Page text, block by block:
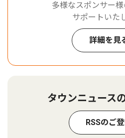
多様なスポンサー
サポートいた
詳細を見
タウンニュース
RSSのご